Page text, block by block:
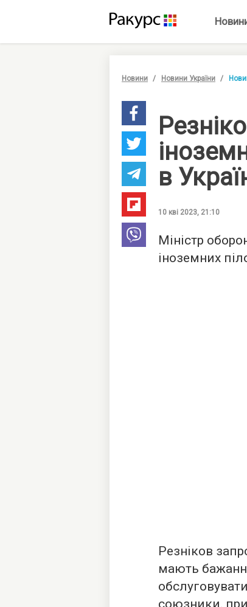
Новини Новини України
в
10 кві 2023, 21:10
Міністр
іноземних
Резніков
мають
союзники,